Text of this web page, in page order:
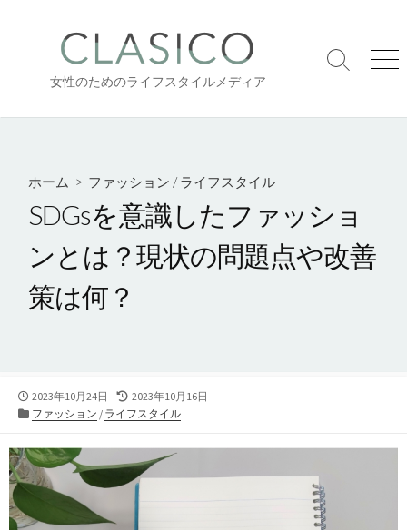
へ
女性のためのライフスタイルメディア
検
り
メ
ー
ホーム > ファッション /ライフスタイル
SDGsを意識したファッショ
ンとは？現状の問題点や改善
策は何？
公
開
2023年10月24日
最
終
新
日
2023年10月16日
カ
ゴ
リ
ー
ファッション / ライフスタイル